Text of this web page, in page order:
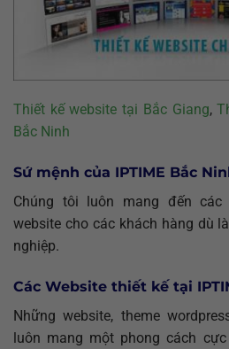
Thiết kế website tại Bắc Giang,
Bắc Ninh
Sứ mệnh của IPTIME Bắc
Chúng tôi luôn mang đến
website cho các khách hàng dù
nghiệp.
Các Website thiết kế tại
Những website, theme
luôn mang một phong cách